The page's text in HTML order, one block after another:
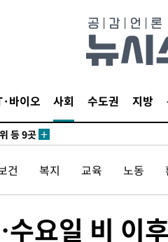
바이오 사회 수도권 지방
등 9곳
은 중
건 복지 교육 노동
요일 비 이